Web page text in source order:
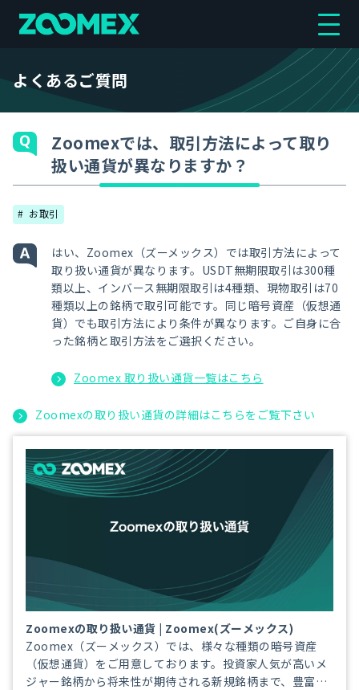
よくあるご質問
Zoomexでは、取引方法によって取り
扱い通貨が異なりますか？
お取引
はい、Zoomex（ズーメックス）では取引方法によって
取り扱い通貨が異なります。USDT無期限取引は300種
類以上、インバース無期限取引は4種類、現物取引は70
種類以上の銘柄で取引可能です。同じ暗号資産（仮想通
貨）でも取引方法により条件が異なります。ご自身に合
った銘柄と取引方法をご選択ください。
Zoomex 取り扱い通貨一覧はこちら
Zoomexの取り扱い通貨の詳細はこちらをご覧下さい
Zoomexの取り扱い通貨 | Zoomex(ズーメックス)
Zoomex（ズーメックス）では、様々な種類の暗号資産
（仮想通貨）をご用意しております。投資家人気が高いメ
ジャー銘柄から将来性が期待される新規銘柄まで、豊富な